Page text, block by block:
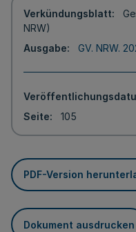
Verkündungsblatt
NRW)
Ausgabe
GV. NRW.
Seite
105
PDF-Version
Dokument ausdrucken